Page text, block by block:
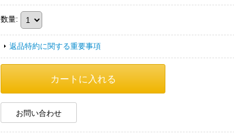
数量:
返品特約に関する重要事項
お問い合わせ